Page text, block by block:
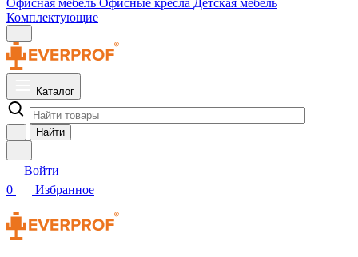
Офисная мебель Офисные кресла Детская мебель
Комплектующие
Каталог
Найти
Войти
0
Избранное